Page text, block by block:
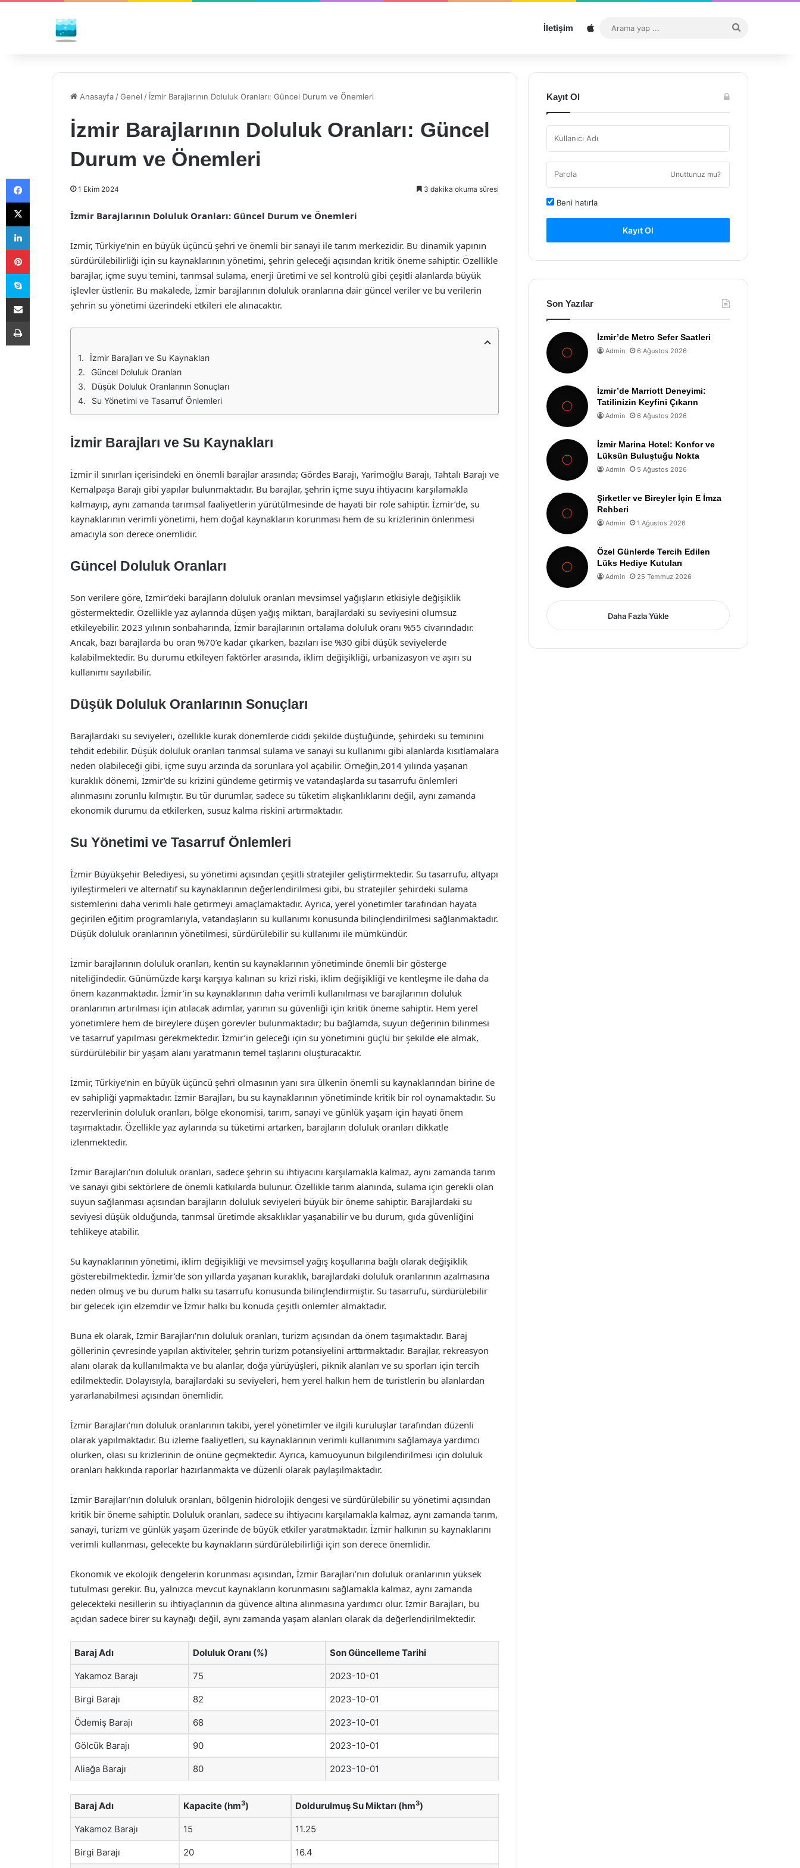
İletişim Sitemap
...
Anasayfa /Genel / İzmir Barajlarının Doluluk Oranları: Güncel Durum ve Önemleri
İzmir Barajlarının Doluluk Oranları: Güncel
Durum ve Önemleri
1 Ekim 2024 3 dakika okuma süresi
İzmir Barajlarının Doluluk Oranları: Güncel Durum ve Önemleri
İzmir, Türkiye’nin en büyük üçüncü şehri ve önemli bir sanayi ile tarım merkezidir. Bu dinamik yapının
sürdürülebilirliği için su kaynaklarının yönetimi, şehrin geleceği açısından kritik öneme sahiptir. Özellikle
barajlar, içme suyu temini, tarımsal sulama, enerji üretimi ve sel kontrolü gibi çeşitli alanlarda büyük
işlevler üstlenir. Bu makalede, İzmir barajlarının doluluk oranlarına dair güncel veriler ve bu verilerin
şehrin su yönetimi üzerindeki etkileri ele alınacaktır.
İzmir Barajları ve Su Kaynakları
Güncel Doluluk Oranları
Düşük Doluluk Oranlarının Sonuçları
Su Yönetimi ve Tasarruf Önlemleri
İzmir Barajları ve Su Kaynakları
İzmir il sınırları içerisindeki en önemli barajlar arasında; Gördes Barajı, Yarimoğlu Barajı, Tahtalı Barajı ve
Kemalpaşa Barajı gibi yapılar bulunmaktadır. Bu barajlar, şehrin içme suyu ihtiyacını karşılamakla
kalmayıp, aynı zamanda tarımsal faaliyetlerin yürütülmesinde de hayati bir role sahiptir. İzmir’de, su
kaynaklarının verimli yönetimi, hem doğal kaynakların korunması hem de su krizlerinin önlenmesi
amacıyla son derece önemlidir.
Güncel Doluluk Oranları
Son verilere göre, İzmir’deki barajların doluluk oranları mevsimsel yağışların etkisiyle değişiklik
göstermektedir. Özellikle yaz aylarında düşen yağış miktarı, barajlardaki su seviyesini olumsuz
etkileyebilir. 2023 yılının sonbaharında, İzmir barajlarının ortalama doluluk oranı %55 civarındadır.
Ancak, bazı barajlarda bu oran %70’e kadar çıkarken, bazıları ise %30 gibi düşük seviyelerde
kalabilmektedir. Bu durumu etkileyen faktörler arasında, iklim değişikliği, urbanizasyon ve aşırı su
kullanımı sayılabilir.
Düşük Doluluk Oranlarının Sonuçları
Barajlardaki su seviyeleri, özellikle kurak dönemlerde ciddi şekilde düştüğünde, şehirdeki su teminini
tehdit edebilir. Düşük doluluk oranları tarımsal sulama ve sanayi su kullanımı gibi alanlarda kısıtlamalara
neden olabileceği gibi, içme suyu arzında da sorunlara yol açabilir. Örneğin,2014 yılında yaşanan
kuraklık dönemi, İzmir’de su krizini gündeme getirmiş ve vatandaşlarda su tasarrufu önlemleri
alınmasını zorunlu kılmıştır. Bu tür durumlar, sadece su tüketim alışkanlıklarını değil, aynı zamanda
ekonomik durumu da etkilerken, susuz kalma riskini artırmaktadır.
Su Yönetimi ve Tasarruf Önlemleri
İzmir Büyükşehir Belediyesi, su yönetimi açısından çeşitli stratejiler geliştirmektedir. Su tasarrufu, altyapı
iyileştirmeleri ve alternatif su kaynaklarının değerlendirilmesi gibi, bu stratejiler şehirdeki sulama
sistemlerini daha verimli hale getirmeyi amaçlamaktadır. Ayrıca, yerel yönetimler tarafından hayata
geçirilen eğitim programlarıyla, vatandaşların su kullanımı konusunda bilinçlendirilmesi sağlanmaktadır.
Düşük doluluk oranlarının yönetilmesi, sürdürülebilir su kullanımı ile mümkündür.
İzmir barajlarının doluluk oranları, kentin su kaynaklarının yönetiminde önemli bir gösterge
niteliğindedir. Günümüzde karşı karşıya kalınan su krizi riski, iklim değişikliği ve kentleşme ile daha da
önem kazanmaktadır. İzmir’in su kaynaklarının daha verimli kullanılması ve barajlarının doluluk
oranlarının artırılması için atılacak adımlar, yarının su güvenliği için kritik öneme sahiptir. Hem yerel
yönetimlere hem de bireylere düşen görevler bulunmaktadır; bu bağlamda, suyun değerinin bilinmesi
ve tasarruf yapılması gerekmektedir. İzmir’in geleceği için su yönetimini güçlü bir şekilde ele almak,
sürdürülebilir bir yaşam alanı yaratmanın temel taşlarını oluşturacaktır.
İzmir, Türkiye’nin en büyük üçüncü şehri olmasının yanı sıra ülkenin önemli su kaynaklarından birine de
ev sahipliği yapmaktadır. İzmir Barajları, bu su kaynaklarının yönetiminde kritik bir rol oynamaktadır. Su
rezervlerinin doluluk oranları, bölge ekonomisi, tarım, sanayi ve günlük yaşam için hayati önem
taşımaktadır. Özellikle yaz aylarında su tüketimi artarken, barajların doluluk oranları dikkatle
izlenmektedir.
İzmir Barajları’nın doluluk oranları, sadece şehrin su ihtiyacını karşılamakla kalmaz, aynı zamanda tarım
ve sanayi gibi sektörlere de önemli katkılarda bulunur. Özellikle tarım alanında, sulama için gerekli olan
suyun sağlanması açısından barajların doluluk seviyeleri büyük bir öneme sahiptir. Barajlardaki su
seviyesi düşük olduğunda, tarımsal üretimde aksaklıklar yaşanabilir ve bu durum, gıda güvenliğini
tehlikeye atabilir.
Su kaynaklarının yönetimi, iklim değişikliği ve mevsimsel yağış koşullarına bağlı olarak değişiklik
gösterebilmektedir. İzmir’de son yıllarda yaşanan kuraklık, barajlardaki doluluk oranlarının azalmasına
neden olmuş ve bu durum halkı su tasarrufu konusunda bilinçlendirmiştir. Su tasarrufu, sürdürülebilir
bir gelecek için elzemdir ve İzmir halkı bu konuda çeşitli önlemler almaktadır.
Buna ek olarak, İzmir Barajları’nın doluluk oranları, turizm açısından da önem taşımaktadır. Baraj
göllerinin çevresinde yapılan aktiviteler, şehrin turizm potansiyelini arttırmaktadır. Barajlar, rekreasyon
alanı olarak da kullanılmakta ve bu alanlar, doğa yürüyüşleri, piknik alanları ve su sporları için tercih
edilmektedir. Dolayısıyla, barajlardaki su seviyeleri, hem yerel halkın hem de turistlerin bu alanlardan
yararlanabilmesi açısından önemlidir.
İzmir Barajları’nın doluluk oranlarının takibi, yerel yönetimler ve ilgili kuruluşlar tarafından düzenli
olarak yapılmaktadır. Bu izleme faaliyetleri, su kaynaklarının verimli kullanımını sağlamaya yardımcı
olurken, olası su krizlerinin de önüne geçmektedir. Ayrıca, kamuoyunun bilgilendirilmesi için doluluk
oranları hakkında raporlar hazırlanmakta ve düzenli olarak paylaşılmaktadır.
İzmir Barajları’nın doluluk oranları, bölgenin hidrolojik dengesi ve sürdürülebilir su yönetimi açısından
kritik bir öneme sahiptir. Doluluk oranları, sadece su ihtiyacını karşılamakla kalmaz, aynı zamanda tarım,
sanayi, turizm ve günlük yaşam üzerinde de büyük etkiler yaratmaktadır. İzmir halkının su kaynaklarını
verimli kullanması, gelecekte bu kaynakların sürdürülebilirliği için son derece önemlidir.
Ekonomik ve ekolojik dengelerin korunması açısından, İzmir Barajları’nın doluluk oranlarının yüksek
tutulması gerekir. Bu, yalnızca mevcut kaynakların korunmasını sağlamakla kalmaz, aynı zamanda
gelecekteki nesillerin su ihtiyaçlarının da güvence altına alınmasına yardımcı olur. İzmir Barajları, bu
açıdan sadece birer su kaynağı değil, aynı zamanda yaşam alanları olarak da değerlendirilmektedir.
Baraj Adı Doluluk Oranı (%) Son Güncelleme Tarihi
Yakamoz Barajı 75 2023-10-01
Birgi Barajı 82 2023-10-01
Ödemiş Barajı 68 2023-10-01
Gölcük Barajı 90 2023-10-01
Aliağa Barajı 80 2023-10-01
Baraj Adı Kapacite (hm3) Doldurulmuş Su Miktarı (hm3)
Yakamoz Barajı 15 11.25
Birgi Barajı 20 16.4
Kayıt Ol
Unuttunuz mu?
Beni hatırla
Kayıt Ol
Son Yazılar
İzmir’de Metro Sefer Saatleri
Admin 6 Ağustos 2026
İzmir’de Marriott Deneyimi:
Tatilinizin Keyfini Çıkarın
Admin 6 Ağustos 2026
İzmir Marina Hotel: Konfor ve
Lüksün Buluştuğu Nokta
Admin 5 Ağustos 2026
Şirketler ve Bireyler İçin E İmza
Rehberi
Admin 1 Ağustos 2026
Özel Günlerde Tercih Edilen
Lüks Hediye Kutuları
Admin 25 Temmuz 2026
Daha Fazla Yükle
Facebook
X
LinkedIn
Pinterest
Skype
E-Posta ile paylaş